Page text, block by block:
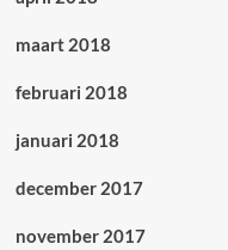
maart 2018
februari 2018
januari 2018
december 2017
november 2017